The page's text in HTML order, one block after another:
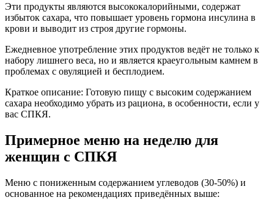
Эти продукты являются высококалорийными, содержат
избыток сахара, что повышает уровень гормона инсулина в
крови и выводит из строя другие гормоны.
Ежедневное употребление этих продуктов ведёт не только к
набору лишнего веса, но и является краеугольным камнем в
проблемах с овуляцией и бесплодием.
Краткое описание: Готовую пищу с высоким содержанием
сахара необходимо убрать из рациона, в особенности, если у
вас СПКЯ.
Примерное меню на неделю для
женщин с СПКЯ
Меню с пониженным содержанием углеводов (30-50%) и
основанное на рекомендациях приведённых выше: